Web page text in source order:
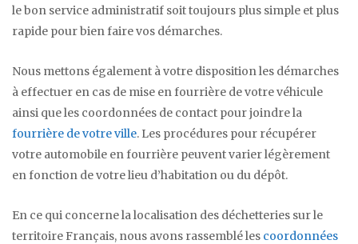
le bon service administratif soit toujours plus simple et plus
rapide pour bien faire vos démarches.
Nous mettons également à votre disposition les démarches
à effectuer en cas de mise en fourrière de votre véhicule
ainsi que les coordonnées de contact pour joindre la
fourrière de votre ville. Les procédures pour récupérer
votre automobile en fourrière peuvent varier légèrement
en fonction de votre lieu d’habitation ou du dépôt.
En ce qui concerne la localisation des déchetteries sur le
territoire Français, nous avons rassemblé les coordonnées